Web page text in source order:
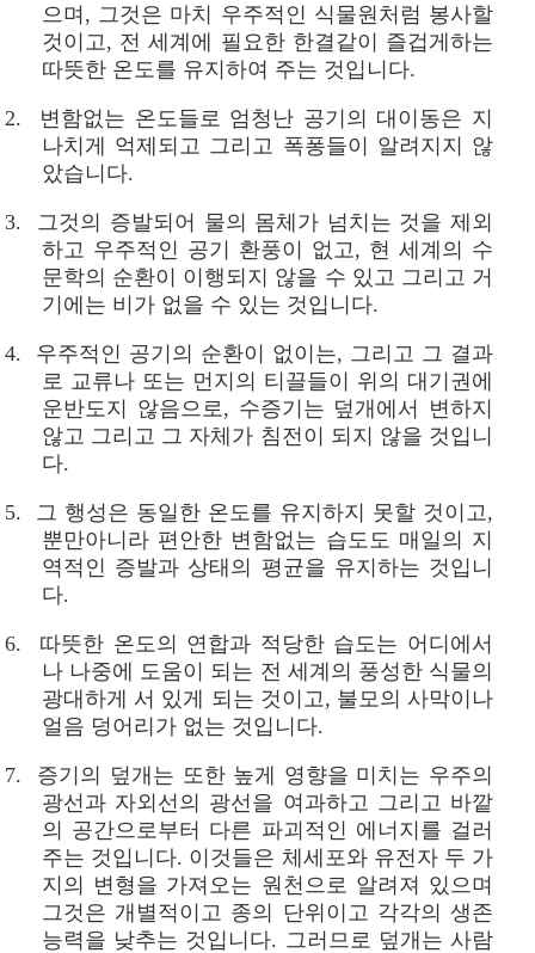
으며, 그것은 마치 우주적인 식물원처럼 봉사할
것이고, 전 세계에 필요한 한결같이 즐겁게하는
따뜻한 온도를 유지하여 주는 것입니다.
2. 변함없는 온도들로 엄청난 공기의 대이동은 지
나치게 억제되고 그리고 폭퐁들이 알려지지 않
았습니다.
3. 그것의 증발되어 물의 몸체가 넘치는 것을 제외
하고 우주적인 공기 환풍이 없고, 현 세계의 수
문학의 순환이 이행되지 않을 수 있고 그리고 거
기에는 비가 없을 수 있는 것입니다.
4. 우주적인 공기의 순환이 없이는, 그리고 그 결과
로 교류나 또는 먼지의 티끌들이 위의 대기권에
운반도지 않음으로, 수증기는 덮개에서 변하지
않고 그리고 그 자체가 침전이 되지 않을 것입니
다.
5. 그 행성은 동일한 온도를 유지하지 못할 것이고,
뿐만아니라 편안한 변함없는 습도도 매일의 지
역적인 증발과 상태의 평균을 유지하는 것입니
다.
6. 따뜻한 온도의 연합과 적당한 습도는 어디에서
나 나중에 도움이 되는 전 세계의 풍성한 식물의
광대하게 서 있게 되는 것이고, 불모의 사막이나
얼음 덩어리가 없는 것입니다.
7. 증기의 덮개는 또한 높게 영향을 미치는 우주의
광선과 자외선의 광선을 여과하고 그리고 바깥
의 공간으로부터 다른 파괴적인 에너지를 걸러
주는 것입니다. 이것들은 체세포와 유전자 두 가
지의 변형을 가져오는 원천으로 알려져 있으며
그것은 개별적이고 종의 단위이고 각각의 생존
능력을 낮추는 것입니다. 그러므로 덮개는 사람